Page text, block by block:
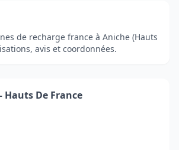
de recharge france à Aniche (Hauts
avis et coordonnées.
De France